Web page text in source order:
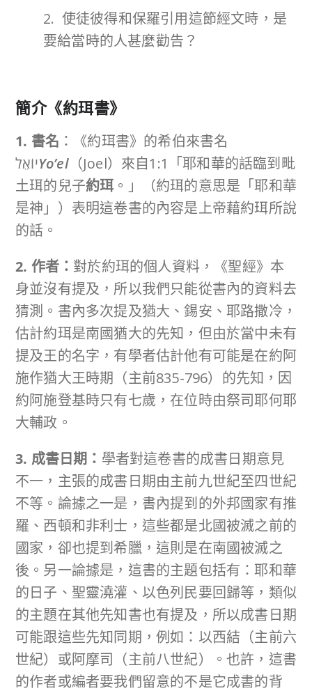
2. 使徒彼得和保羅引用這節經文時，是
要給當時的人甚麼勸告？
簡介《約珥書》
1. 書名 ：《約珥書》的希伯來書名
יוֹאֵלYo’el（Joel）來自1:1「耶和華的話臨到毗
土珥的兒子約珥 。」（約珥的意思是「耶和華
是神」）表明這卷書的內容是上帝藉約珥所說
的話。
2. 作者： 對於約珥的個人資料，《聖經》本
身並沒有提及，所以我們只能從書內的資料去
猜測。書內多次提及猶大、錫安、耶路撒冷，
估計約珥是南國猶大的先知，但由於當中未有
提及王的名字，有學者估計他有可能是在約阿
施作猶大王時期（主前835-796）的先知，因
約阿施登基時只有七歲，在位時由祭司耶何耶
大輔政。
3. 成書日期： 學者對這卷書的成書日期意見
不一，主張的成書日期由主前九世紀至四世紀
不等。論據之一是，書內提到的外邦國家有推
羅、西頓和非利士，這些都是北國被滅之前的
國家，卻也提到希臘，這則是在南國被滅之
後。另一論據是，這書的主題包括有：耶和華
的日子、聖靈澆灌、以色列民要回歸等，類似
的主題在其他先知書也有提及，所以成書日期
可能跟這些先知同期，例如：以西結（主前六
世紀）或阿摩司（主前八世紀）。也許，這書
的作者或編者要我們留意的不是它成書的背